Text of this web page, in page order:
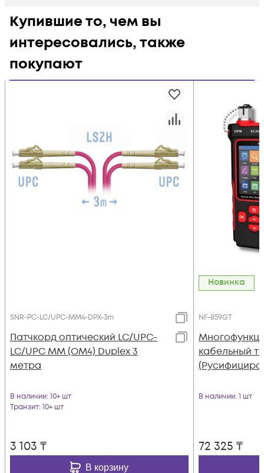
Купившие то, чем вы
интересовались, также
покупают
SNR-PC-LC/UPC-MM4-DPX-3m
Патчкорд оптический LC/UPC-
LC/UPC MM (OM4) Duplex 3
метра
В наличии: 10+ шт
Транзит: 10+ шт
3 103 ₸
В корзину
Новинка
NF-859GT
кабельный
В наличии: 1 шт
72 325 ₸